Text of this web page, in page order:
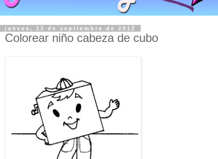
jueves, 13 de septiembre de 2012
Colorear niño cabeza de cubo